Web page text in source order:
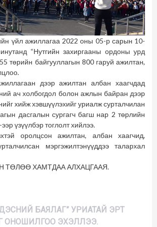
үйл ажиллагаа 2022 оны 05-р сарын 10-
“Нутгийн захиргааны ордоны урд
төрийн байгууллагын 800 гаруй ажилтан,
дээр ажилтан албан хаагчдад
ач холбогдол болон ажлын байран дээр
хийж хэвшүүлэхийг уриалж сурталчилан
дасгалын сургагч багш нар 2 төрлийн
үзүүлбэр тоглолт хийлээ.
оролцсон ажилтан, албан хаагчид,
мэргэжилтэнүүддээ талархал
ТӨЛӨӨ ХАМТДАА АЛХАЦГААЯ.
БАЯЛАГ” УРИАТАЙ ЭРТ
ОНОШИЛГОО ЭХЭЛЛЭЭ.